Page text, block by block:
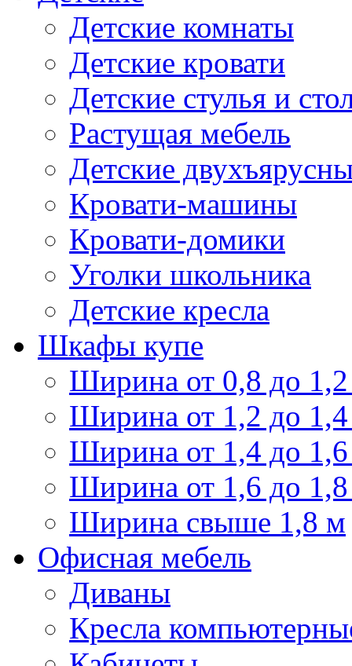
Детские комнаты
Детские кровати
Детские стулья и
Растущая мебель
Детские
Кровати-машины
Кровати-домики
Уголки школьника
Детские кресла
Шкафы купе
Ширина от 0,8 до
Ширина от 1,2 до
Ширина от 1,4 до
Ширина от 1,6 до
Ширина свыше 1,8 м
Офисная мебель
Диваны
Кресла